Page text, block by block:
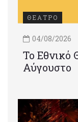
ΘΕΑΤΡΟ
04/08/2026
Το Εθνικό
Αύγουστο